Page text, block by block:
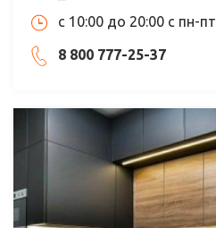
с 10:00 до 20:00 с пн-пт
8 800 777-25-37